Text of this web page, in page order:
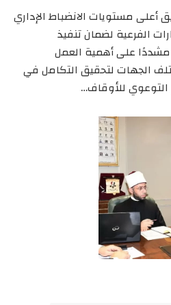
مستويات الانضباط الإداري
الفرعية لضمان تنفيذ
مشددًا على أهمية العمل
الجهات لتحقيق التكامل في
التوعوي للأوقاف…